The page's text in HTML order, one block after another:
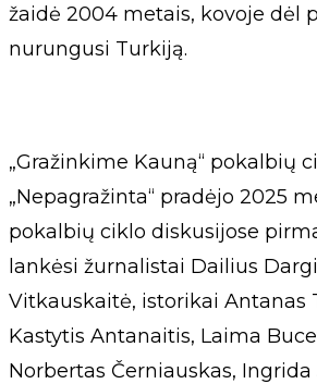
žaidė 2004 metais, kovoje dėl
nurungusi Turkiją.
„Gražinkime Kauną“ pokalbių
„Nepagražinta“ pradėjo 2025
pokalbių ciklo diskusijose
lankėsi žurnalistai Dailius
Vitkauskaitė, istorikai Antanas
Kastytis Antanaitis, Laima
Norbertas Černiauskas,